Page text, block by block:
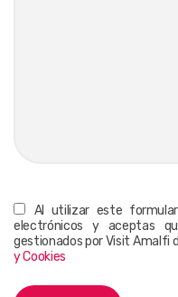
Al utilizar este
electrónicos y aceptas
gestionados por Visit Amalfi
y Cookies